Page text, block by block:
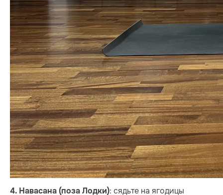
4. Навасана (поза Лодки): сядьте на ягодицы